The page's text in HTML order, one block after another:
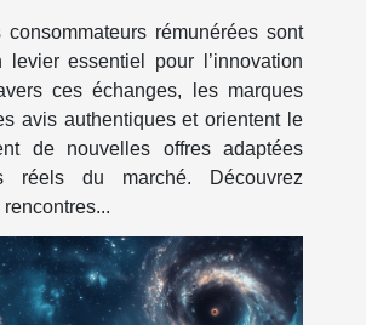
consommateurs rémunérées sont
levier essentiel pour l’innovation
ces échanges, les marques
avis authentiques et orientent le
de nouvelles offres adaptées
réels du marché. Découvrez